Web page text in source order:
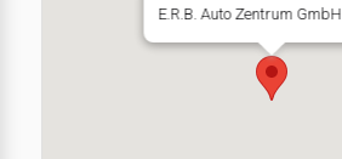
E.R.B. Auto Zentrum GmbH